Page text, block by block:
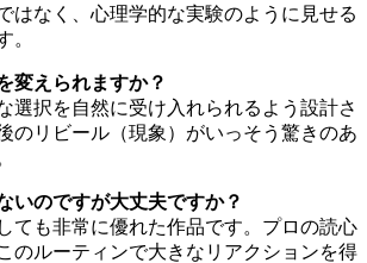
はなく、心理学的な実験のように見せる
。
変えられますか？
選択を自然に受け入れられるよう設計さ
のリビール（現象）がいっそう驚きのあ
いのですが大丈夫ですか？
ても非常に優れた作品です。プロの読心
のルーティンで大きなリアクションを得